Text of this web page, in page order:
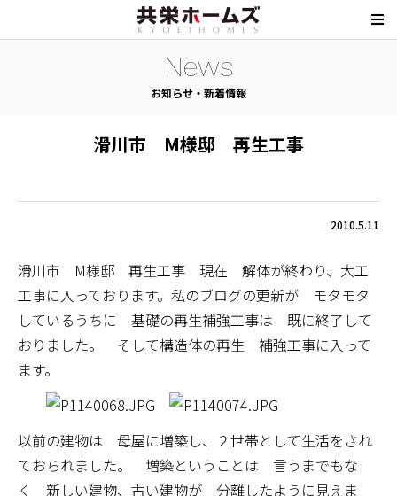
News
お知らせ・新着情報
滑川市 M様邸 再生工事
2010.5.11
滑川市 M様邸 再生工事 現在 解体が終わり、大工
工事に入っております。私のブログの更新が モタモタ
しているうちに 基礎の再生補強工事は 既に終了して
おりました。 そして構造体の再生 補強工事に入って
ます。
以前の建物は 母屋に増築し、２世帯として生活をされ
ておられました。 増築ということは 言うまでもな
く 新しい建物、古い建物が 分離したように見えま